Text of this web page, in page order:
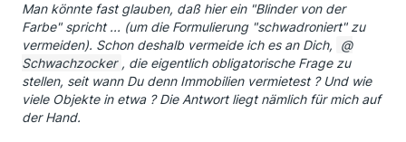
Man könnte fast glauben, daß hier ein "Blinder von der
Farbe" spricht ... (um die Formulierung "schwadroniert" zu
vermeiden). Schon deshalb vermeide ich es an Dich,
Schwachzocker , die eigentlich obligatorische Frage zu
stellen, seit wann Du denn Immobilien vermietest ? Und wie
viele Objekte in etwa ? Die Antwort liegt nämlich für mich auf
der Hand.